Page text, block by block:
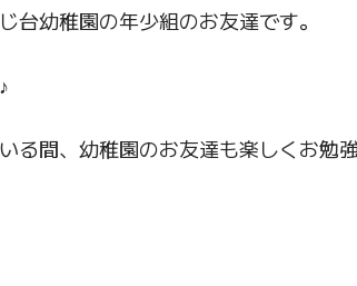
幼稚園の年少組のお友達です。
る間、幼稚園のお友達も楽しくお勉